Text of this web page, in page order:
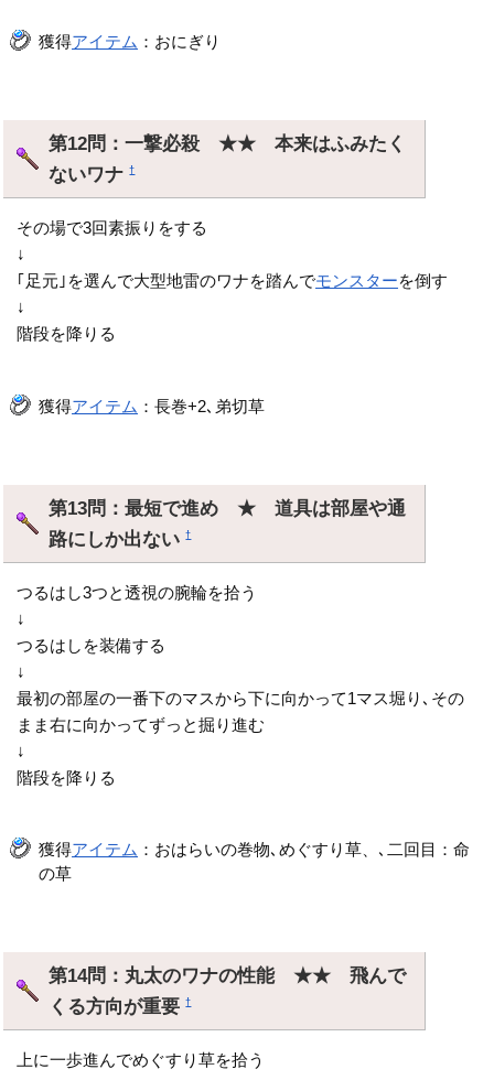
獲得アイテム ：おにぎり
第12問：一撃必殺 ★★ 本来はふみたく
ないワナ†
その場で3回素振りをする
↓
｢足元｣を選んで大型地雷のワナを踏んでモンスターを倒す
↓
階段を降りる
獲得アイテム ：長巻+2､弟切草
第13問：最短で進め ★ 道具は部屋や通
路にしか出ない†
つるはし3つと透視の腕輪を拾う
↓
つるはしを装備する
↓
最初の部屋の一番下のマスから下に向かって1マス堀り､その
まま右に向かってずっと掘り進む
↓
階段を降りる
獲得アイテム ：おはらいの巻物､めぐすり草、､二回目：命
の草
第14問：丸太のワナの性能 ★★ 飛んで
くる方向が重要†
上に一歩進んでめぐすり草を拾う